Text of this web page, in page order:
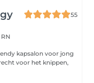
55
kapsalon voor jong
voor het knippen,